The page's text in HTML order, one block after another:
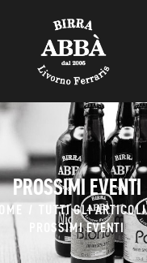
PROSSIMI EVENTI
TUTTI GLI ARTICOLI
PROSSIMI EVENTI